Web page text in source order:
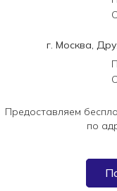
г. Москва,
Предоставляем
по